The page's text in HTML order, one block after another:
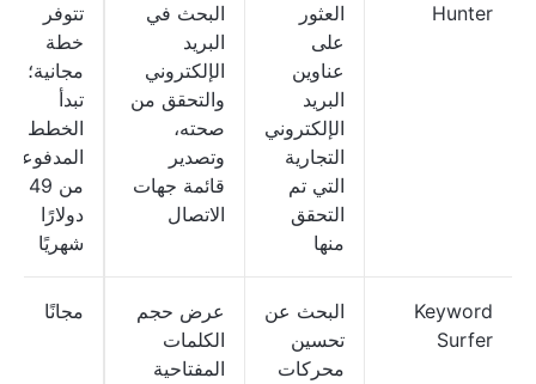
Hunter
العثور
على
عناوين
البريد
الإلكتروني
التجارية
التي تم
التحقق
منها
البحث في
البريد
الإلكتروني
والتحقق من
صحته،
وتصدير
قائمة جهات
الاتصال
تتوفر
خطة
مجانية؛
تبدأ
الخطط
المدفوعة
من 49
دولارًا
شهريًا
Keyword
Surfer
البحث عن
تحسين
محركات
عرض حجم
الكلمات
المفتاحية
مجانًا